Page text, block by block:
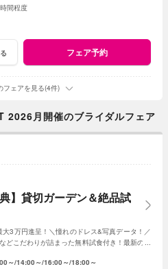
間程度
フェア予約
フェアを見る(4件)
月開催のブライダルフェア
】貸切ガーデン＆絶品試
大3万円進呈！＼憧れのドレス&写真データ！／
どこだわりが詰まった無料試食付き！最新のマ
～ 14:00～ 16:00～ 18:00～